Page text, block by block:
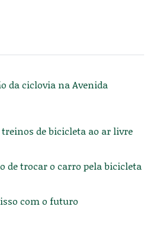
da ciclovia na Avenida
de bicicleta ao ar livre
de trocar o carro pela bicicleta
com o futuro